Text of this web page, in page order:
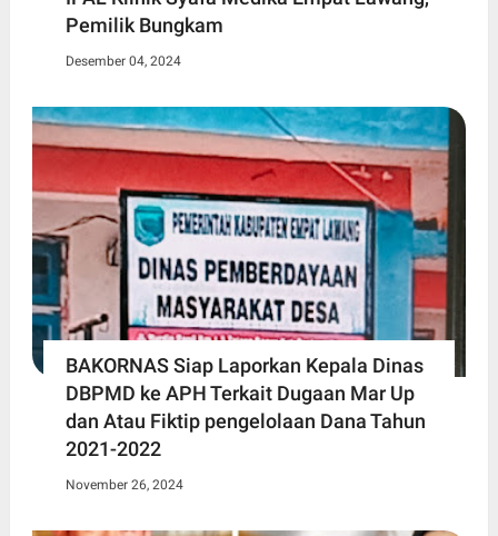
Pemilik Bungkam
Desember 04, 2024
BAKORNAS Siap Laporkan Kepala Dinas
DBPMD ke APH Terkait Dugaan Mar Up
dan Atau Fiktip pengelolaan Dana Tahun
2021-2022
November 26, 2024